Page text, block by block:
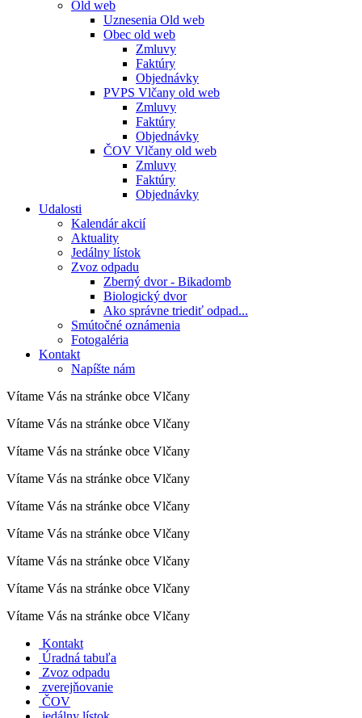
Old web
Uznesenia Old web
Obec old web
Zmluvy
Faktúry
Objednávky
PVPS Vlčany old web
Zmluvy
Faktúry
Objednávky
ČOV Vlčany old web
Zmluvy
Faktúry
Objednávky
Udalosti
Kalendár akcií
Aktuality
Jedálny lístok
Zvoz odpadu
Zberný dvor - Bikadomb
Biologický dvor
Ako správne triediť odpad...
Smútočné oznámenia
Fotogaléria
Kontakt
Napíšte nám
Vítame Vás na stránke obce Vlčany
Vítame Vás na stránke obce Vlčany
Vítame Vás na stránke obce Vlčany
Vítame Vás na stránke obce Vlčany
Vítame Vás na stránke obce Vlčany
Vítame Vás na stránke obce Vlčany
Vítame Vás na stránke obce Vlčany
Vítame Vás na stránke obce Vlčany
Vítame Vás na stránke obce Vlčany
Kontakt
Úradná tabuľa
Zvoz odpadu
zverejňovanie
ČOV